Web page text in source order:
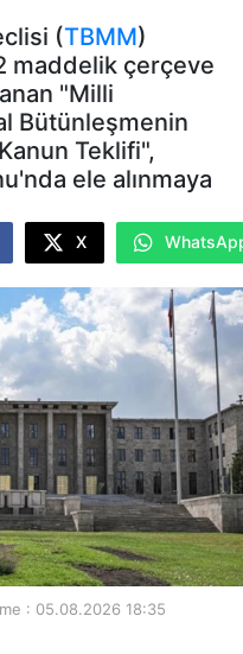
(TBMM)
maddelik çerçeve
"Milli
Bütünleşmenin
Teklifi",
ele alınmaya
X
: 05.08.2026 18:35